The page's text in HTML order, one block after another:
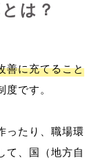
は？
善に充てること
です。
ったり、職場環
て、国（地方自